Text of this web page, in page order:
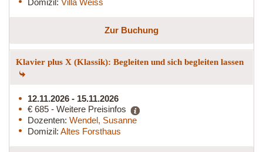
Zur Buchung
Klavier plus X (Klassik): Begleiten und sich begleiten lassen
12.11.2026 - 15.11.2026
€ 685 - Weitere Preisinfos
Dozenten: Wendel, Susanne
Domizil: Altes Forsthaus